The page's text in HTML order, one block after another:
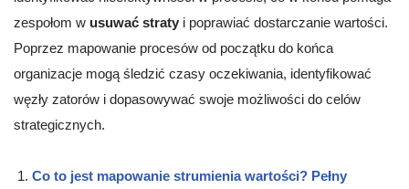
zespołom w usuwać straty i poprawiać dostarczanie wartości.
Poprzez mapowanie procesów od początku do końca
organizacje mogą śledzić czasy oczekiwania, identyfikować
węzły zatorów i dopasowywać swoje możliwości do celów
strategicznych.
Co to jest mapowanie strumienia wartości? Pełny